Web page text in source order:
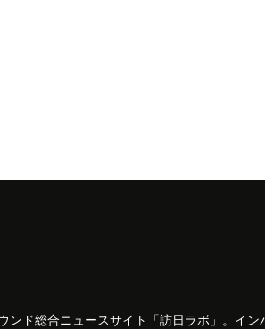
ド総合ニュースサイト「訪日ラボ」。イ